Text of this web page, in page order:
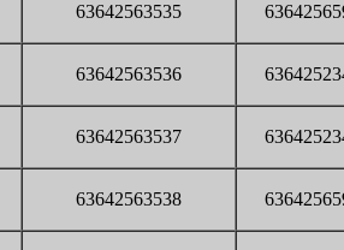
63642563535
63642563536
63642563537
63642563538